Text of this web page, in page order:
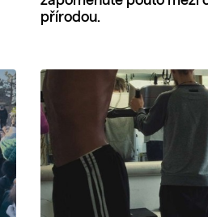
přírodou.